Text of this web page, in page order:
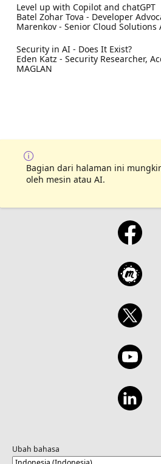
Level up with Copilot and chatGPT
Batel Zohar Tova - Developer
Marenkov - Senior Cloud
Security in AI - Does It Exist?
Eden Katz - Security Researcher,
MAGLAN
Bagian dari halaman ini
oleh mesin atau AI.
Ubah bahasa